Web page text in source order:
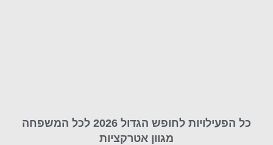
כל הפעילויות לחופש הגדול 2026 לכל המשפחה
מגוון אטרקציות